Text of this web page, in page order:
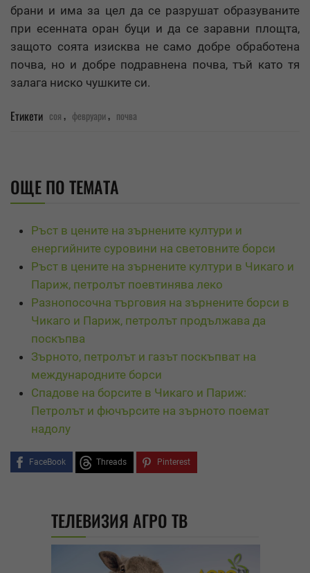
брани и има за цел да се разрушат образуваните
при есенната оран буци и да се заравни площта,
защото соята изисква не само добре обработена
почва, но и добре подравнена почва, тъй като тя
залага ниско чушките си.
Етикети соя, февруари, почва
ОЩЕ ПО ТЕМАТА
Ръст в цените на зърнените култури и
енергийните суровини на световните борси
Ръст в цените на зърнените култури в Чикаго и
Париж, петролът поевтинява леко
Разнопосочна търговия на зърнените борси в
Чикаго и Париж, петролът продължава да
поскъпва
Зърното, петролът и газът поскъпват на
международните борси
Спадове на борсите в Чикаго и Париж:
Петролът и фючърсите на зърното поемат
надолу
FaceBook Threads Pinterest
ТЕЛЕВИЗИЯ АГРО ТВ